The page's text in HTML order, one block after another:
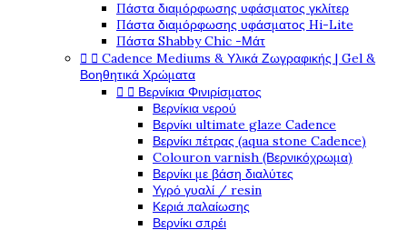
Πάστα διαμόρφωσης υφάσματος γκλίτερ
Πάστα διαμόρφωσης υφάσματος Hi-Lite
Πάστα Shabby Chic -Μάτ
  Cadence Mediums & Υλικά Ζωγραφικής | Gel &
Βοηθητικά Χρώματα
  Βερνίκια Φινιρίσματος
Βερνίκια νερού
Βερνίκι ultimate glaze Cadence
Βερνίκι πέτρας (aqua stone Cadence)
Colouron varnish (Βερνικόχρωμα)
Βερνίκι με βάση διαλύτες
Υγρό γυαλί / resin
Κεριά παλαίωσης
Βερνίκι σπρέι